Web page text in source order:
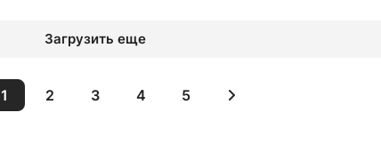
Загрузить еще
1 2 3 4 5